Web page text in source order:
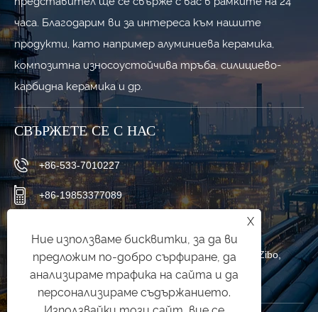
часа. Благодарим ви за интереса към нашите
продукти, като например алуминиева керамика,
композитна износоустойчива тръба, силициево-
карбидна керамика и др.
СВЪРЖЕТЕ СЕ С НАС
+86-533-7010227
+86-19853377089
Индустриален парк Phoenix, област Linzi, град Zibo,
провинция Shandong, Китай
X
Ние използваме бисквитки, за да ви
предложим по-добро сърфиране, да
анализираме трафика на сайта и да
персонализираме съдържанието.